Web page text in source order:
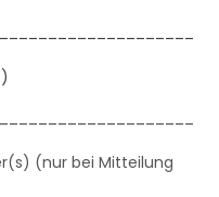
(nur bei Mitteilung